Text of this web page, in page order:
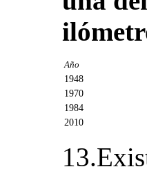
Año
1948
1970
1984
2010